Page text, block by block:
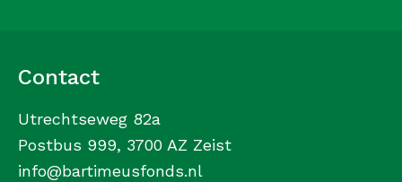
Contact
Utrechtseweg 82a
Postbus 999, 3700 AZ Zeist
info@bartimeusfonds.nl